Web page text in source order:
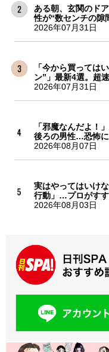
ある朝、玄関のド
性が“数センチの隙
2026年07月31日
「今から買っては
ン”」最新4選。超
2026年07月31日
「邪魔なんだよ！
後ろの男性…恐怖
2026年08月07日
実はやってはいけ
行動」…プロがす
2026年08月03日